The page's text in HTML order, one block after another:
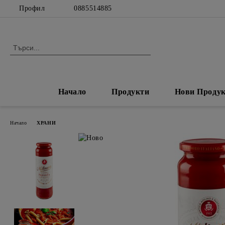
Профил 0885514885
Начало Продукти Нови
Начало ХРАНИ